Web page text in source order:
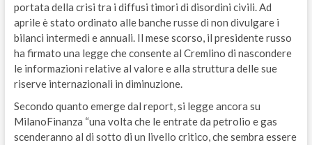
portata della crisi tra i diffusi timori di disordini civili. Ad
aprile è stato ordinato alle banche russe di non divulgare i
bilanci intermedi e annuali. Il mese scorso, il presidente russo
ha firmato una legge che consente al Cremlino di nascondere
le informazioni relative al valore e alla struttura delle sue
riserve internazionali in diminuzione.
Secondo quanto emerge dal report, si legge ancora su
MilanoFinanza “una volta che le entrate da petrolio e gas
scenderanno al di sotto di un livello critico, che sembra essere